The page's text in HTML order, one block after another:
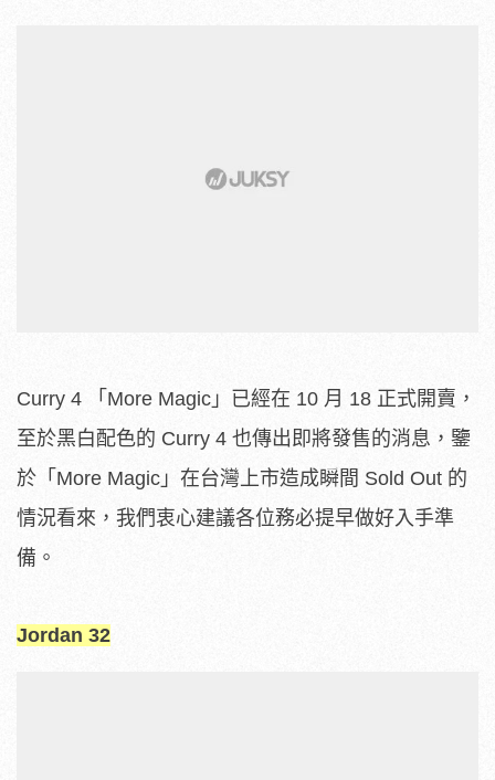
Curry 4 「More Magic」已經在 10 月 18 正式開賣，
至於黑白配色的 Curry 4 也傳出即將發售的消息，鑒
於「More Magic」在台灣上市造成瞬間 Sold Out 的
情況看來，我們衷心建議各位務必提早做好入手準
備。
Jordan 32